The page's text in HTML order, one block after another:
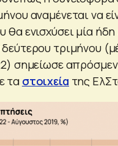
αναμένεται να
θα ενισχύσει μία
τριμήνου
σημείωσε
τα στοιχεία της